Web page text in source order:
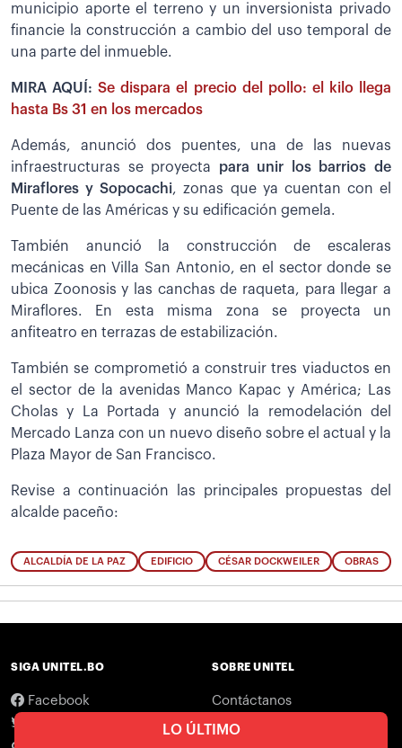
LO ÚLTIMO
municipio aporte el terreno y un inversionista privado
financie la construcción a cambio del uso temporal de
una parte del inmueble.
MIRA AQUÍ:Se dispara el precio del pollo: el kilo llega
hasta Bs 31 en los mercados
Además, anunció dos puentes, una de las nuevas
infraestructuras se proyecta para unir los barrios de
Miraflores y Sopocachi, zonas que ya cuentan con el
Puente de las Américas y su edificación gemela.
También anunció la construcción de escaleras
mecánicas en Villa San Antonio, en el sector donde se
ubica Zoonosis y las canchas de raqueta, para llegar a
Miraflores. En esta misma zona se proyecta un
anfiteatro en terrazas de estabilización.
También se comprometió a construir tres viaductos en
el sector de la avenidas Manco Kapac y América; Las
Cholas y La Portada y anunció la remodelación del
Mercado Lanza con un nuevo diseño sobre el actual y la
Plaza Mayor de San Francisco.
Revise a continuación las principales propuestas del
alcalde paceño:
ALCALDÍA DE LA PAZ EDIFICIO CÉSAR DOCKWEILER OBRAS
SIGA UNITEL.BO
Facebook
SOBRE UNITEL
Contáctanos
Legales